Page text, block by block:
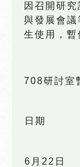
因召開研
與發展會
生使用，暫
708研討室
日期
6月22日